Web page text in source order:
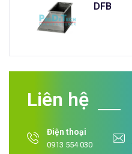
DFB
Liên hệ
Điện thoại
0913 554 030